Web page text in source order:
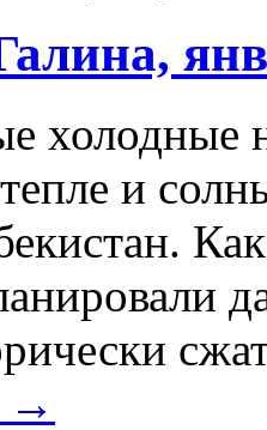
холодные
и
→